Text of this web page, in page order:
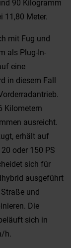
90 Kilogramm
11,80 Meter.
mit Fug und
als Plug-In-
eine
in diesem Fall
Kilometern
ausreicht.
erhält auf
oder 150 PS
sich für
ausgeführt
und
Die
sich in
h.